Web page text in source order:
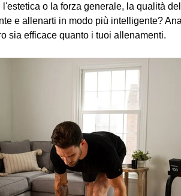
o la forza generale, la qualità
e allenarti in modo più intelligente?
sia efficace quanto i tuoi allenamenti.